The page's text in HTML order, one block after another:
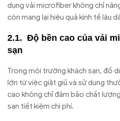
dụng vải microfiber không chỉ
còn mang lại hiệu quả kinh tế lâu
Độ bền cao của vải
sạn
Trong môi trường khách sạn, đồ
lớn từ việc giặt giũ và sử dụng
cao không chỉ đảm bảo chất
sạn tiết kiệm chi phí.